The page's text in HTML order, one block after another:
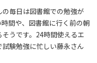
毎日は図書館での勉強が
間や、図書館に行く前の朝
うです。24時間使えるエ
験勉強に忙しい藤永さん